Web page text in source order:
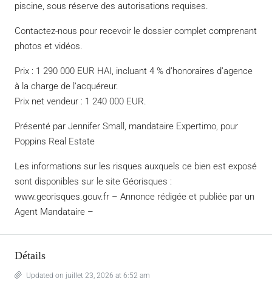
piscine, sous réserve des autorisations requises.
Contactez-nous pour recevoir le dossier complet comprenant
photos et vidéos.
Prix : 1 290 000 EUR HAI, incluant 4 % d’honoraires d’agence
à la charge de l’acquéreur.
Prix net vendeur : 1 240 000 EUR.
Présenté par Jennifer Small, mandataire Expertimo, pour
Poppins Real Estate
Les informations sur les risques auxquels ce bien est exposé
sont disponibles sur le site Géorisques :
www.georisques.gouv.fr – Annonce rédigée et publiée par un
Agent Mandataire –
Détails
Updated on juillet 23, 2026 at 6:52 am